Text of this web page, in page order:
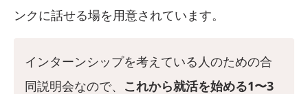
ンクに話せる場を用意されています。
インターンシップを考えている人のための合
同説明会なので、 これから就活を始める1〜3